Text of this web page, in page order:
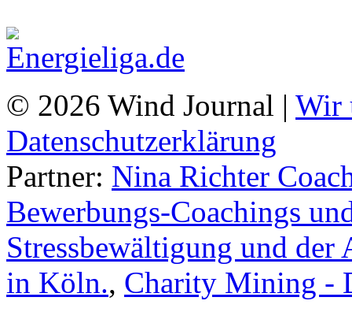
© 2026 Wind Journal | Wir
Datenschutzerklärung
Partner: Nina Richter
Bewerbungs-Coachings
Stressbewältigung und
in Köln., Charity Mining -